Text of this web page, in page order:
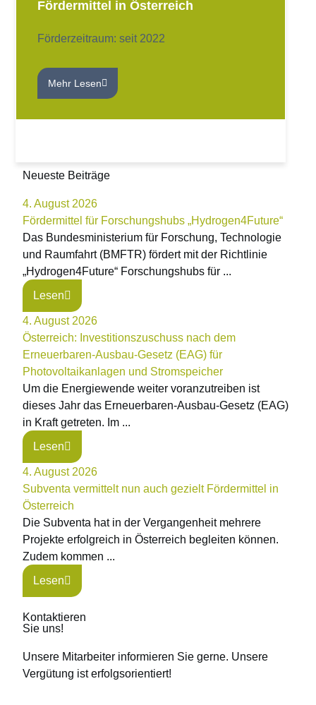
Fördermittel in Österreich
Förderzeitraum: seit 2022
Mehr Lesen
Neueste Beiträge
4. August 2026
Fördermittel für Forschungshubs „Hydrogen4Future“
Das Bundesministerium für Forschung, Technologie
und Raumfahrt (BMFTR) fördert mit der Richtlinie
„Hydrogen4Future“ Forschungshubs für ...
Lesen
4. August 2026
Österreich: Investitionszuschuss nach dem
Erneuerbaren-Ausbau-Gesetz (EAG) für
Photovoltaikanlagen und Stromspeicher
Um die Energiewende weiter voranzutreiben ist
dieses Jahr das Erneuerbaren-Ausbau-Gesetz (EAG)
in Kraft getreten. Im ...
Lesen
4. August 2026
Subventa vermittelt nun auch gezielt Fördermittel in
Österreich
Die Subventa hat in der Vergangenheit mehrere
Projekte erfolgreich in Österreich begleiten können.
Zudem kommen ...
Lesen
Kontaktieren
Sie uns!
Unsere Mitarbeiter informieren Sie gerne. Unsere
Vergütung ist erfolgsorientiert!